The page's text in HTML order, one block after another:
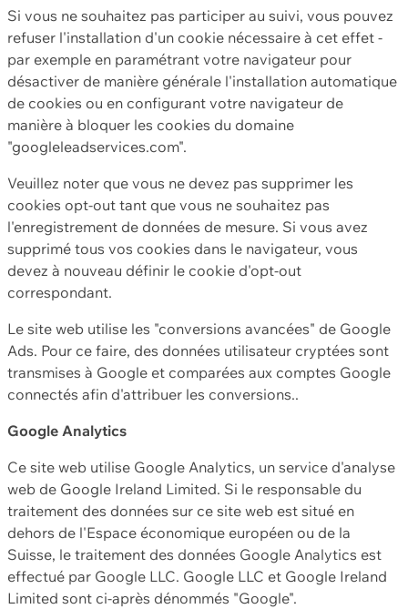
Si vous ne souhaitez pas participer au suivi, vous pouvez
refuser l'installation d'un cookie nécessaire à cet effet -
par exemple en paramétrant votre navigateur pour
désactiver de manière générale l'installation automatique
de cookies ou en configurant votre navigateur de
manière à bloquer les cookies du domaine
"googleleadservices.com".
Veuillez noter que vous ne devez pas supprimer les
cookies opt-out tant que vous ne souhaitez pas
l'enregistrement de données de mesure. Si vous avez
supprimé tous vos cookies dans le navigateur, vous
devez à nouveau définir le cookie d'opt-out
correspondant.
Le site web utilise les "conversions avancées" de Google
Ads. Pour ce faire, des données utilisateur cryptées sont
transmises à Google et comparées aux comptes Google
connectés afin d'attribuer les conversions..
Google Analytics
Ce site web utilise Google Analytics, un service d'analyse
web de Google Ireland Limited. Si le responsable du
traitement des données sur ce site web est situé en
dehors de l'Espace économique européen ou de la
Suisse, le traitement des données Google Analytics est
effectué par Google LLC. Google LLC et Google Ireland
Limited sont ci-après dénommés "Google".